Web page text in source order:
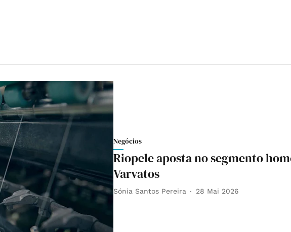
Negócios
Riopele aposta no segmento
Varvatos
Sónia Santos Pereira 28 Mai 2026